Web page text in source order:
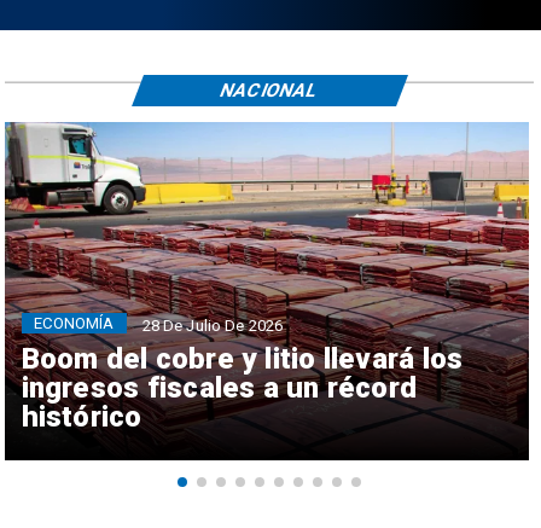
Boom del cobre y litio llevará los
ingresos fiscales a un récord
histórico
ECONOMÍA 28 De Julio De 2026
NACIONAL